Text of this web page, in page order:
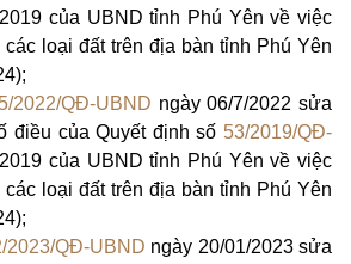
của UBND tỉnh Phú Yên về việc
loại đất trên địa bàn tỉnh Phú Yên
2022/QĐ-UBND ngày 06/7/2022 sửa
điều của Quyết định số 53/2019/QĐ-
của UBND tỉnh Phú Yên về việc
loại đất trên địa bàn tỉnh Phú Yên
2023/QĐ-UBND ngày 20/01/2023 sửa